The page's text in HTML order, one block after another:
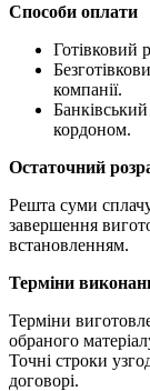
Способи оплати
Готівковий
компанії.
Банківський
кордоном.
Остаточний
Решта суми
завершення
встановленням.
Терміни
Терміни
обраного
Точні строки
договорі.